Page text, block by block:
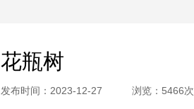
花瓶树
发布时间：2023-12-27 浏览：5466次